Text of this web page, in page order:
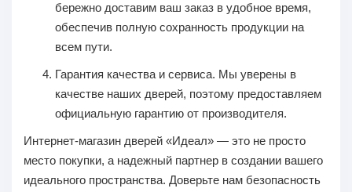
бережно доставим ваш заказ в удобное время,
обеспечив полную сохранность продукции на
всем пути.
Гарантия качества и сервиса. Мы уверены в
качестве наших дверей, поэтому предоставляем
официальную гарантию от производителя.
Интернет-магазин дверей «Идеал» — это не просто
место покупки, а надежный партнер в создании вашего
идеального пространства. Доверьте нам безопасность